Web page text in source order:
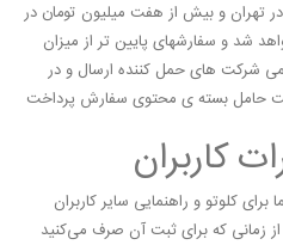
تهران و بیش از هفت میلیون تومان در
شد و سفارشهای پایین تر از میزان
شرکت های حمل کننده ارسال و در
حامل بسته ی محتوی سفارش پرداخت
کاربران
کلوتو و راهنمایی سایر کاربران
زمانی که برای ثبت آن صرف می‌کنید